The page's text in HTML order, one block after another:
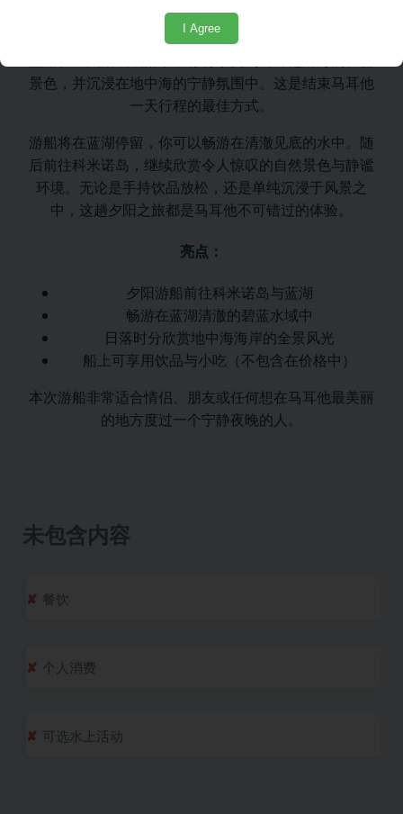
I Agree
加入这次难忘的夕阳游船之旅，前往科米诺岛与著名的
景色，并沉浸在地中海的宁静氛围中。这是结束马耳他
一天行程的最佳方式。
游船将在蓝湖停留，你可以畅游在清澈见底的水中。随
后前往科米诺岛，继续欣赏令人惊叹的自然景色与静谧
环境。无论是手持饮品放松，还是单纯沉浸于风景之
中，这趟夕阳之旅都是马耳他不可错过的体验。
亮点：
夕阳游船前往科米诺岛与蓝湖
畅游在蓝湖清澈的碧蓝水域中
日落时分欣赏地中海海岸的全景风光
船上可享用饮品与小吃（不包含在价格中）
本次游船非常适合情侣、朋友或任何想在马耳他最美丽
的地方度过一个宁静夜晚的人。
未包含内容
餐饮
个人消费
可选水上活动